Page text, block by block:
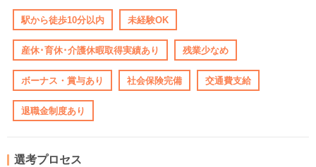
駅から徒歩10分以内 未経験OK
産休･育休･介護休暇取得実績あり 残業少なめ
ボーナス・賞与あり 社会保険完備 交通費支給
退職金制度あり
選考プロセス